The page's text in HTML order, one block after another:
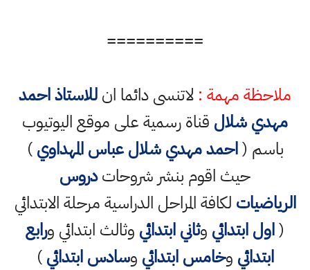
==========
ملاحظة مهمة : لاتنسى دائما انللاستاذ احمد
مهدي شلال قناة رسمية على موقع اليوتيوب
باسم (احمد مهدي شلال عباس المهداوي)
حيث اقوم بنشر شروحاتدروس
الرياضيات لكافة المراحل الدراسية مرحلة الابتدائي
(اول ابتدائي وثاني ابتدائي وثالث ابتدائي ورابع
ابتدائي وخامس ابتدائي وسادس ابتدائي)